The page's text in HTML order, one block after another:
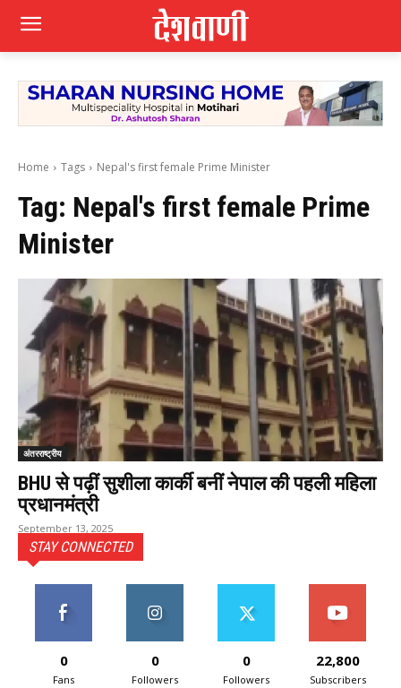
Home Tags Nepal's first female Prime Minister
Tag: Nepal's first female Prime
Minister
अंतरराष्ट्रीय
BHU से पढ़ीं सुशीला कार्की बनीं नेपाल की पहली महिला
प्रधानमंत्री
September 13, 2025
STAY CONNECTED
0
Fans
0
Followers
0
Followers
22,800
Subscribers